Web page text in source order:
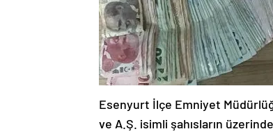
Esenyurt İlçe Emniyet
ve A.Ş. isimli şahısların